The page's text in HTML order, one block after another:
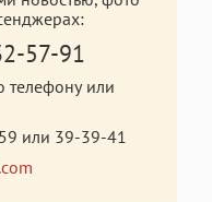
57-91
телефону или
или 39-39-41